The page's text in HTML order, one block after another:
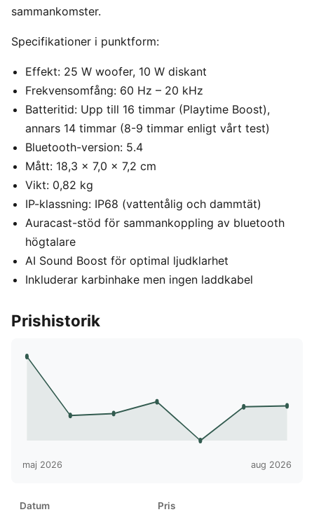
sammankomster.
Specifikationer i punktform:
Effekt: 25 W woofer, 10 W diskant
Frekvensomfång: 60 Hz – 20 kHz
Batteritid: Upp till 16 timmar (Playtime Boost),
annars 14 timmar (8-9 timmar enligt vårt test)
Bluetooth-version: 5.4
Mått: 18,3 x 7,0 x 7,2 cm
Vikt: 0,82 kg
IP-klassning: IP68 (vattentålig och dammtät)
Auracast-stöd för sammankoppling av bluetooth
högtalare
AI Sound Boost för optimal ljudklarhet
Inkluderar karbinhake men ingen laddkabel
Prishistorik
maj 2026 aug 2026
Datum Pris